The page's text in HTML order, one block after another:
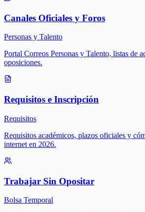
Canales Oficiales y Foros
Personas y Talento
Portal Correos Personas y Talento, listas de
oposiciones.
Requisitos e Inscripción
Requisitos
Requisitos académicos, plazos oficiales y
internet en 2026.
Trabajar Sin Opositar
Bolsa Temporal